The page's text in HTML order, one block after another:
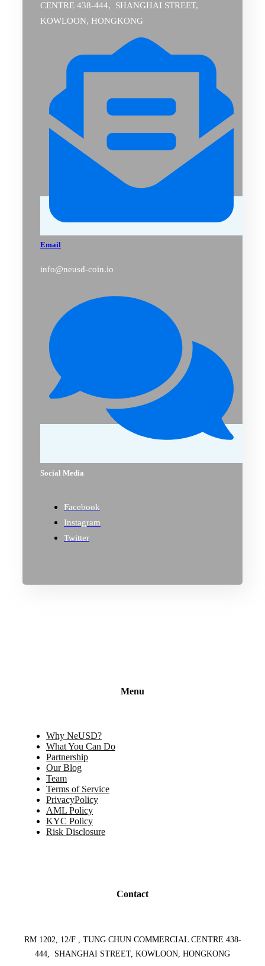
CENTRE 438-444, SHANGHAI STREET,
KOWLOON, HONGKONG
Email
info@neusd-coin.io
Social Media
Facebook
Instagram
Twitter
Menu
Why NeUSD?
What You Can Do
Partnership
Our Blog
Team
Terms of Service
PrivacyPolicy
AML Policy
KYC Policy
Risk Disclosure
Contact
RM 1202, 12/F , TUNG CHUN COMMERCIAL CENTRE 438-
444, SHANGHAI STREET, KOWLOON, HONGKONG